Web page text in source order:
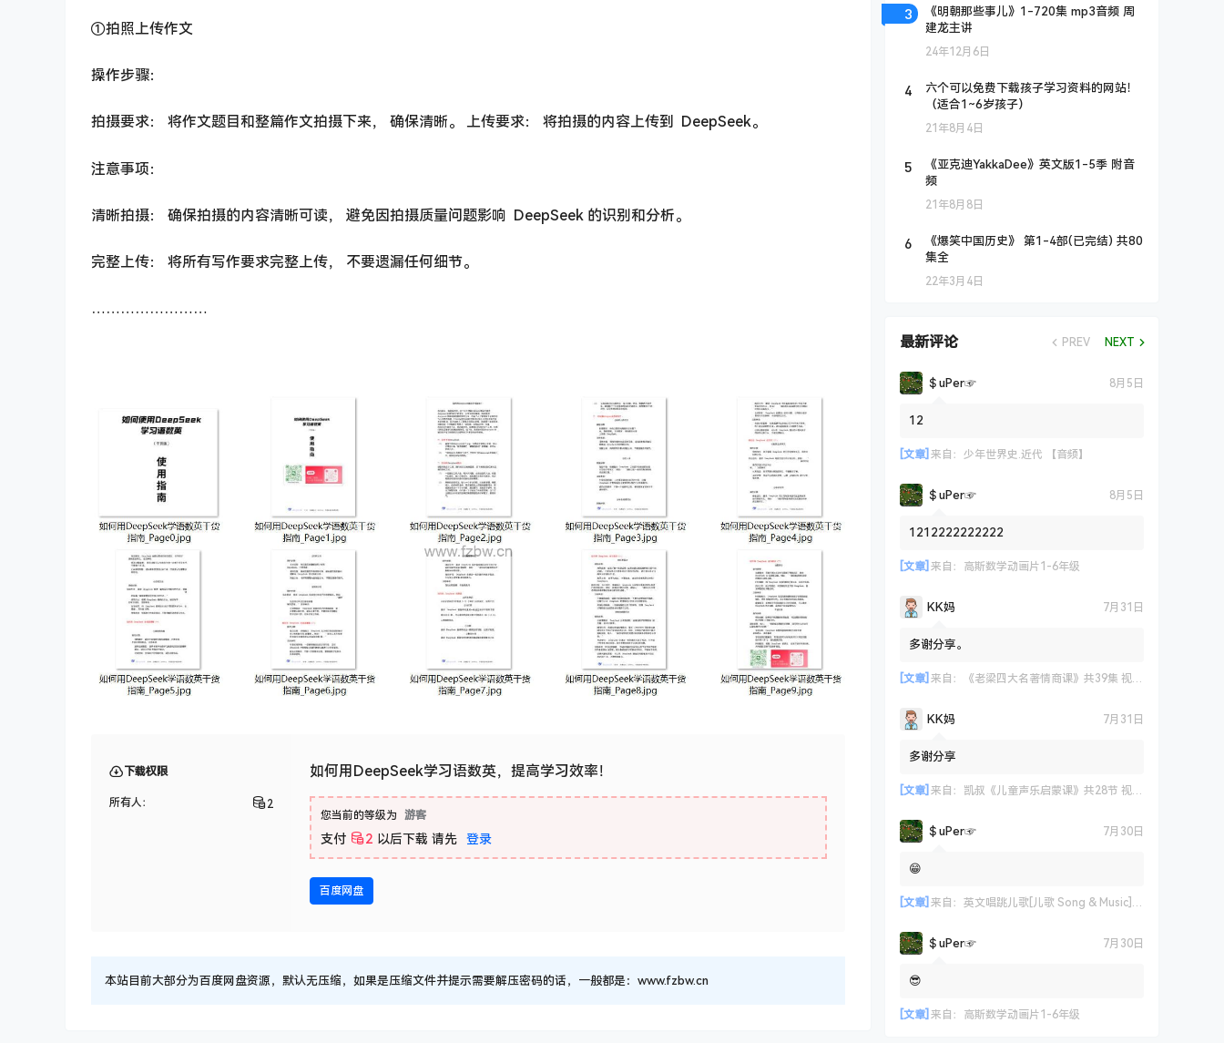
①拍照上传作文
操作步骤：
拍摄要求： 将作文题目和整篇作文拍摄下来， 确保清晰。 上传要求： 将拍摄的内容上传到 DeepSeek。
注意事项：
清晰拍摄： 确保拍摄的内容清晰可读， 避免因拍摄质量问题影响 DeepSeek 的识别和分析。
完整上传： 将所有写作要求完整上传， 不要遗漏任何细节。
……………………
下载权限
所有人： 2
如何用DeepSeek学习语数英，提高学习效率！
您当前的等级为 游客
支付 2 以后下载 请先 登录
百度网盘
本站目前大部分为百度网盘资源，默认无压缩，如果是压缩文件并提示需要解压密码的话，一般都是：www.fzbw.cn
3
《明朝那些事儿》1-720集 mp3音频 周
建龙主讲
24年12月6日
4
六个可以免费下载孩子学习资料的网站！
（适合1~6岁孩子）
21年8月4日
5
《亚克迪YakkaDee》英文版1-5季 附音
频
21年8月8日
6
《爆笑中国历史》 第1-4部(已完结) 共80
集全
22年3月4日
最新评论 PREV NEXT
＄uΡer☞ 8月5日
12
[文章] 来自： 少年世界史.近代 【音频】
＄uΡer☞ 8月5日
1212222222222
[文章] 来自： 高斯数学动画片1-6年级
KK妈 7月31日
多谢分享。
[文章] 来自： 《老梁四大名著情商课》共39集 视频课程
KK妈 7月31日
多谢分享
[文章] 来自： 凯叔《儿童声乐启蒙课》共28节 视频课程
＄uΡer☞ 7月30日
😁
[文章] 来自： 英文唱跳儿歌[儿歌 Song & Music] 艾米咕噜
＄uΡer☞ 7月30日
😎
[文章] 来自： 高斯数学动画片1-6年级